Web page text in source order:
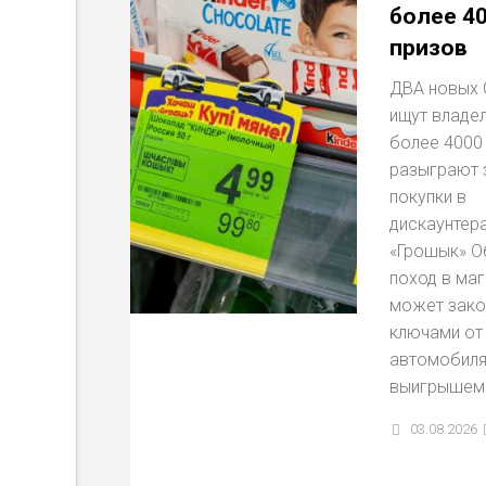
более
призов
ДВА новых
ищут
более 4000
разыграют
покупки в
«Грошык»
поход в
может
ключами
03.08.2026